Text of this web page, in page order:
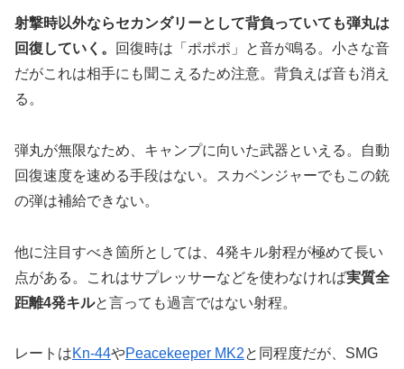
射撃時以外ならセカンダリーとして背負っていても弾丸は
回復していく。
回復時は「ポポポ」と音が鳴る。小さな音
だがこれは相手にも聞こえるため注意。背負えば音も消え
る。
弾丸が無限なため、キャンプに向いた武器といえる。自動
回復速度を速める手段はない。スカベンジャーでもこの銃
の弾は補給できない。
他に注目すべき箇所としては、4発キル射程が極めて長い
点がある。これはサプレッサーなどを使わなければ実質全
距離4発キルと言っても過言ではない射程。
レートはKn-44やPeacekeeper MK2と同程度だが、SMG